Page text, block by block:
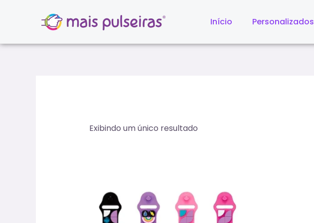
conteúdo
Início Personalizados
Exibindo um único resultado
tem
várias
variantes.